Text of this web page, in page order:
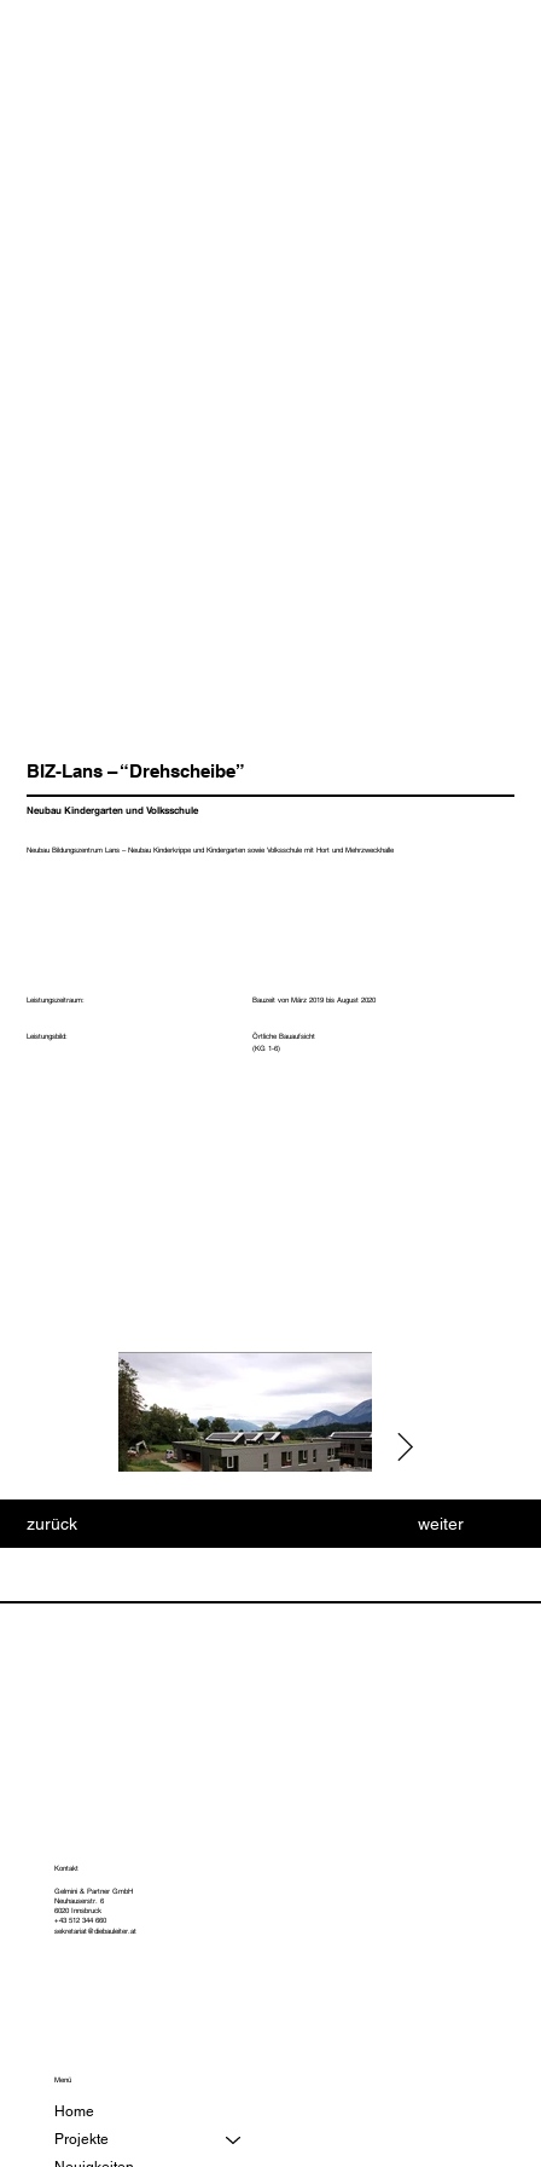
Neubau Bildungszentrum Lans – Neubau Kinderkrippe und Kindergarten sowie Volksschule mit Hort und Mehrzweckhalle
BIZ-Lans – “Drehscheibe”
Neubau Kindergarten und Volksschule
Leistungsbild:
Bauzeit von März 2019 bis August 2020
Leistungszeitraum:
Örtliche Bauaufsicht
(KG 1-6)
weiter
zurück
Menü
Home
Projekte
Kontakt
Gelmini & Partner GmbH
Neuhauserstr. 6
6020 Innsbruck
+43 512 344 660
sekretariat@diebauleiter.at